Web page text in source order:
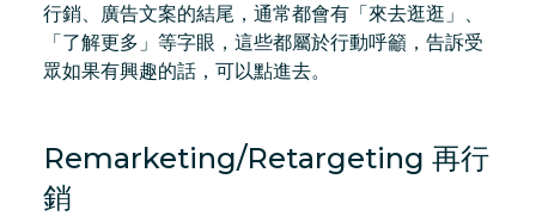
行銷、廣告文案的結尾，通常都會有「來去逛逛」、
「了解更多」等字眼，這些都屬於行動呼籲，告訴受
眾如果有興趣的話，可以點進去。
Remarketing/Retargeting 再行
銷